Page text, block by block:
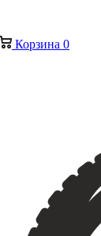
Корзина 0